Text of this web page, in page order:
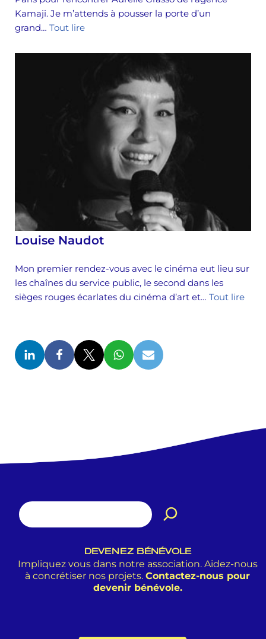
Kamaji. Je m’attends à pousser la porte d’un
grand… Tout lire
Louise Naudot
Mon premier rendez-vous avec le cinéma eut lieu sur
les chaînes du service public, le second dans les
sièges rouges écarlates du cinéma d’art et… Tout lire
DEVENEZ BÉNÉVOLE
Impliquez vous dans notre association. Aidez-nous
à concrétiser nos projets. Contactez-nous pour
devenir bénévole.